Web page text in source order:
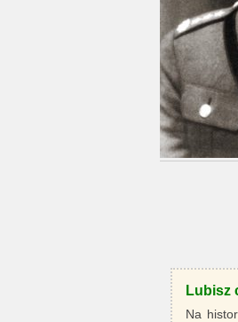
Lubisz
Na